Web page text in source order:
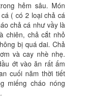
hẻm sâu. Món
( có 2 loại chả cá
chả cá như vầy là
chiên, chả cắt nhỏ
bị quá dai. Chả
và cay nhè nhẹ.
ớt vào ăn rất ấm
cuối năm thời tiết
miếng cháo nóng